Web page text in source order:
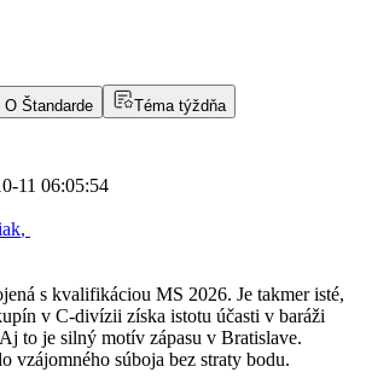
O Štandarde
Téma týždňa
11 06:05:54
,
s kvalifikáciou MS 2026. Je takmer isté,
v C-divízii získa istotu účasti v baráži
to je silný motív zápasu v Bratislave.
vzájomného súboja bez straty bodu.